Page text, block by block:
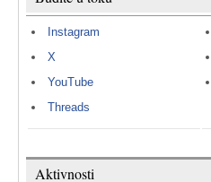
Instagram
X
YouTube
Threads
Aktivnosti